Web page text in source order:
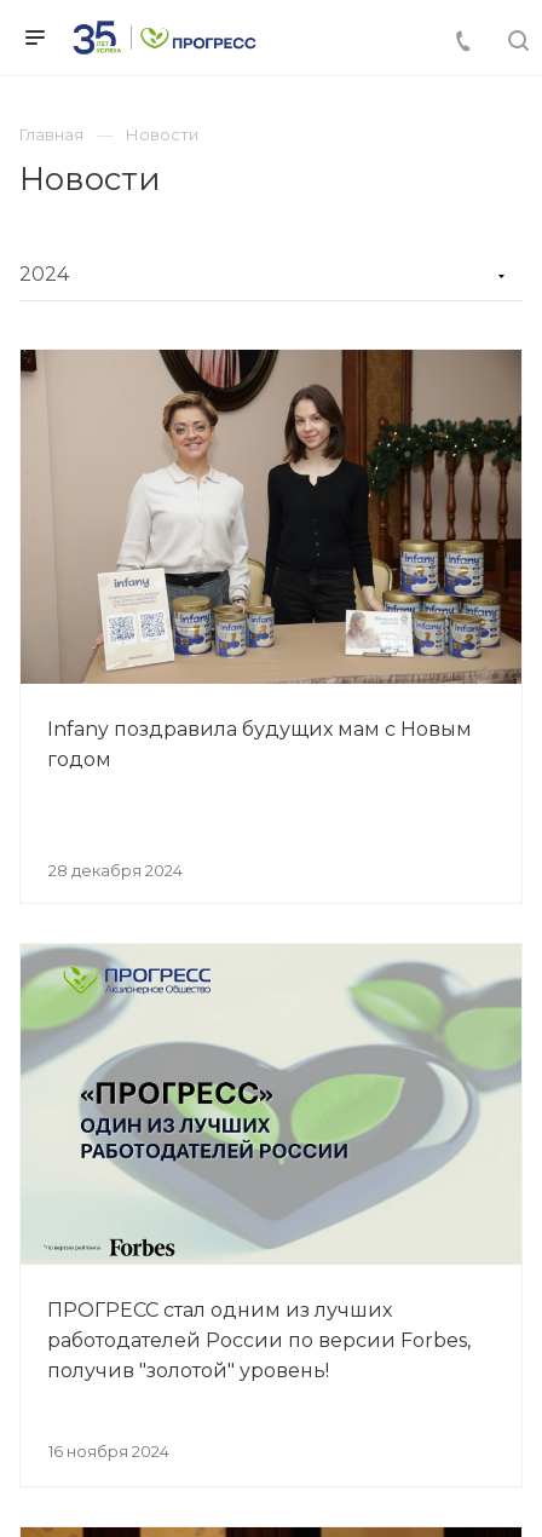
Главная Новости
Новости
Infany поздравила будущих мам с Новым
годом
28 декабря 2024
ПРОГРЕСС стал одним из лучших
работодателей России по версии Forbes,
получив "золотой" уровень!
16 ноября 2024